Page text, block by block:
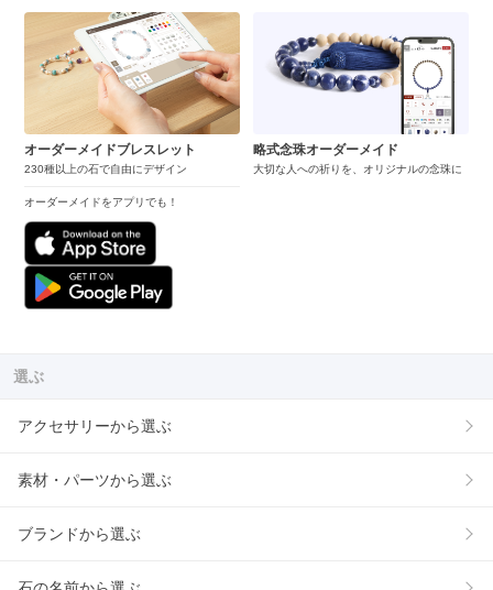
オーダーメイドブレスレット
230種以上の石で自由にデザイン
オーダーメイドをアプリでも！
略式念珠オーダーメイド
大切な人への祈りを、オリジナルの念珠に
選ぶ
アクセサリーから選ぶ
素材・パーツから選ぶ
ブランドから選ぶ